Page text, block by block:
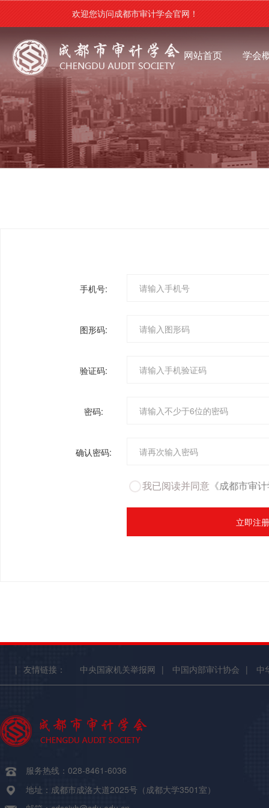
欢迎您访问成都市审计学会官网！
网站首页 学会
手机号:
图形码:
验证码:
密码:
确认密码:
我已阅读并同意 《成都市审
立即注册
| 友情链接： 中央国家机关举报网 | 中国内部审计协会 | 中
服务热线：028-8461-6036
地址：成都市成洛大道2025号（成都大学3501室）